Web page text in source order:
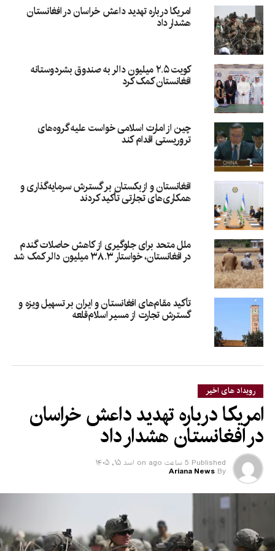
امریکا درباره تهدید داعش خراسان در افغانستان
هشدار داد
کویت ۲.۵ میلیون دالر به صندوق بشردوستانه
افغانستان کمک کرد
چین از امارت اسلامی خواست علیه گروه‌های
تروریستی اقدام کند
افغانستان و ازبکستان بر گسترش سرمایه‌گذاری و
همکاری‌های تجارتی تأکید کردند
ملل متحد برای جلوگیری از کاهش حاصلات گندم
در افغانستان، خواستار ۳۸.۳ میلیون دالر کمک شد
تأکید مقام‌های افغانستان و ایران بر تسهیل ویزه و
گسترش تجارت از مسیر اسلام‌قلعه
رویداد های اخیر
امریکا درباره تهدید داعش خراسان
در افغانستان هشدار داد
Published 5 ساعت ago on اسد ۱۵, ۱۴۰۵
By
Ariana News